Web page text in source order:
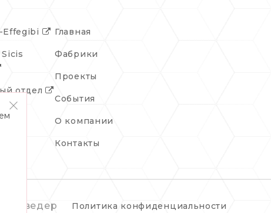
Главная
Фабрики
Проекты
События
О компании
Контакты
Effegibi
отдел
Политика конфиденциальности